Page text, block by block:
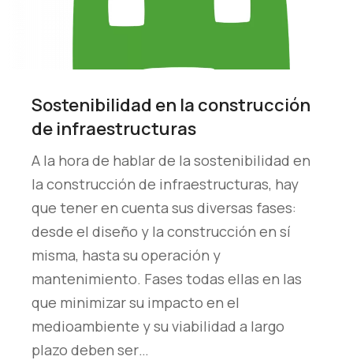
Sostenibilidad en la construcción
de infraestructuras
A la hora de hablar de la sostenibilidad en
la construcción de infraestructuras, hay
que tener en cuenta sus diversas fases:
desde el diseño y la construcción en sí
misma, hasta su operación y
mantenimiento. Fases todas ellas en las
que minimizar su impacto en el
medioambiente y su viabilidad a largo
plazo deben ser…